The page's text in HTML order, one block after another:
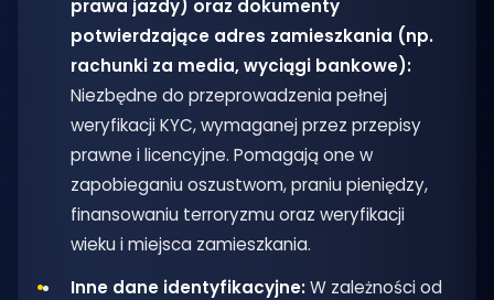
prawa jazdy) oraz dokumenty
potwierdzające adres zamieszkania (np.
rachunki za media, wyciągi bankowe):
Niezbędne do przeprowadzenia pełnej
weryfikacji KYC, wymaganej przez przepisy
prawne i licencyjne. Pomagają one w
zapobieganiu oszustwom, praniu pieniędzy,
finansowaniu terroryzmu oraz weryfikacji
wieku i miejsca zamieszkania.
Inne dane identyfikacyjne:W zależności od